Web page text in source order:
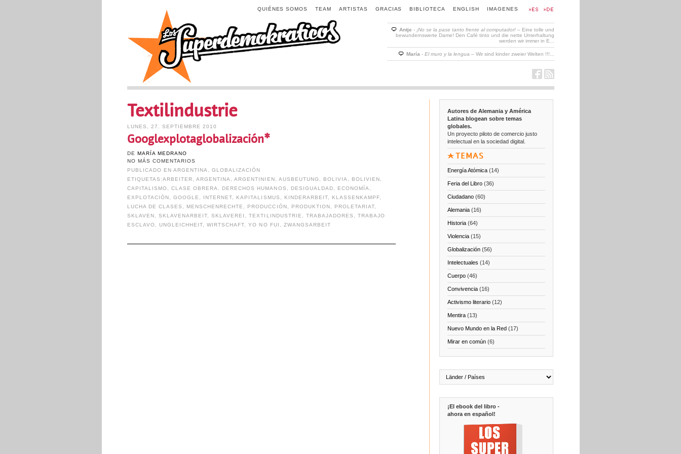
IMAGENES
ENGLISH
BIBLIOTECA
GRACIAS
ARTISTAS
TEAM
QUIÉNES SOMOS
Antje - ¡No se la pase tanto frente al computador!– Eine tolle und
bewundernswerte Dame! Den Café tinto und die nette Unterhaltung
werden wir immer in E...
María - El muro y la lengua – Wir sind kinder zweier Welten !!!...
Textilindustrie
LUNES, 27. SEPTIEMBRE 2010
Googlexplotaglobalización*
DE MARÍA MEDRANO
NO MÁS COMENTARIOS
PUBLICADO EN ARGENTINA ,GLOBALIZACIÓN
ETIQUETAS:ARBEITER ,ARGENTINA ,ARGENTINIEN AUSBEUTUNG BOLIVIA BOLIVIEN
CAPITALISMO
CLASE OBRERA DERECHOS HUMANOS DESIGUALDAD ECONOMÍA
EXPLOTACIÓN
GOOGLE INTERNET KAPITALISMUS KINDERARBEIT, KLASSENKAMPF
LUCHA DE CLASES
MENSCHENRECHTE PRODUCCIÓN PRODUKTION PROLETARIAT
SKLAVEN
SKLAVENARBEIT ,SKLAVEREI ,TEXTILINDUSTRIE TRABAJADORES ,TRABAJO
ESCLAVO
UNGLEICHHEIT ,WIRTSCHAFT ,YO NO FUI ZWANGSARBEIT
Autores de Alemania y América
Latina blogean sobre temas
globales.
Un proyecto piloto de comercio justo
intelectual en la sociedad digital.
TEMAS
Energía Atómica(14)
Feria del Libro(36)
Ciudadano(60)
Alemania(16)
Historia(64)
Violencia(15)
Globalización(56)
Intelectuales (14)
Cuerpo(46)
Convivencia(16)
Activismo literario(12)
Mentira(13)
Nuevo Mundo en la Red(17)
Mirar en común(6)
¡El ebook del libro -
ahora en español!